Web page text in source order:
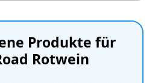
Produkte für
Rotwein